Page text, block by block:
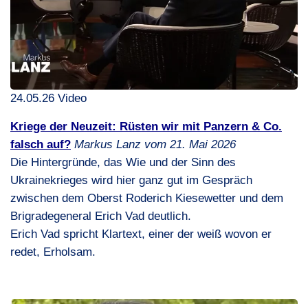
24.05.26 Video
Kriege der Neuzeit: Rüsten wir mit Panzern & Co.
falsch auf? Markus Lanz vom 21. Mai 2026
Die Hintergründe, das Wie und der Sinn des
Ukrainekrieges wird hier ganz gut im Gespräch
zwischen dem Oberst Roderich Kiesewetter und dem
Brigradegeneral Erich Vad deutlich.
Erich Vad spricht Klartext, einer der weiß wovon er
redet, Erholsam.